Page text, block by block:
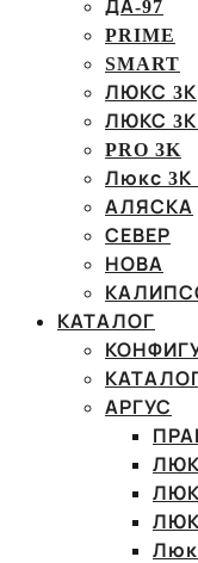
ДА-97
PRIME
SMART
ЛЮКС 3К
ЛЮКС
PRO 3K
Люкс 3К
АЛЯСКА
СЕВЕР
НОВА
КАТАЛОГ
АРГУС